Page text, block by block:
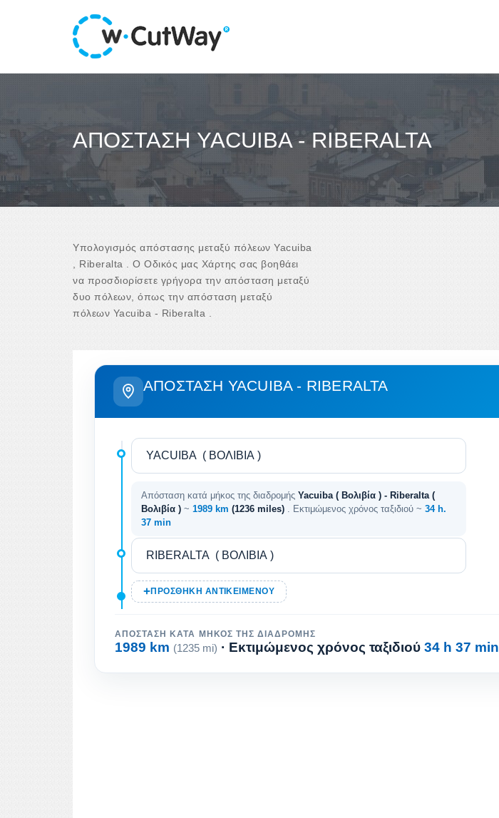
ΑΠΌΣΤΑΣΗ YACUIBA - RIBERALTA
Υπολογισμός απόστασης μεταξύ πόλεων Yacuiba
, Riberalta . Ο Οδικός μας Χάρτης σας βοηθάει
να προσδιορίσετε γρήγορα την απόσταση μεταξύ
δυο πόλεων, όπως την απόσταση μεταξύ
πόλεων Yacuiba - Riberalta .
ΑΠΌΣΤΑΣΗ YACUIBA - RIBERALTA
Απόσταση κατά μήκος της διαδρομής Yacuiba ( Βολιβία ) - Riberalta (
Βολιβία ) ~ 1989 km (1236 miles) . Εκτιμώμενος χρόνος ταξιδιού ~ 34 h.
37 min
ΠΡΟΣΘΉΚΗ ΑΝΤΙΚΕΙΜΈΝΟΥ
ΑΠΌΣΤΑΣΗ ΚΑΤΆ ΜΉΚΟΣ ΤΗΣ ΔΙΑΔΡΟΜΉΣ
1989 km (1235 mi) · Εκτιμώμενος χρόνος ταξιδιού 34 h 37 min